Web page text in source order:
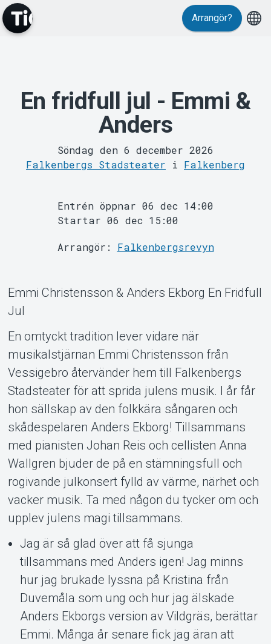
Evenemang
MyTickster
Support
Om Tickster
Arrangör?
En fridfull jul - Emmi &
Anders
Söndag den 6 december 2026
Falkenbergs Stadsteater i Falkenberg
Entrén öppnar 06 dec 14:00
Startar 06 dec 15:00
Arrangör: Falkenbergsrevyn
Emmi Christensson & Anders Ekborg En Fridfull
Jul
En omtyckt tradition lever vidare när
musikalstjärnan Emmi Christensson från
Vessigebro återvänder hem till Falkenbergs
Stadsteater för att sprida julens musik. I år får
hon sällskap av den folkkära sångaren och
skådespelaren Anders Ekborg! Tillsammans
med pianisten Johan Reis och cellisten Anna
Wallgren bjuder de på en stämningsfull och
rogivande julkonsert fylld av värme, närhet och
vacker musik. Ta med någon du tycker om och
upplev julens magi tillsammans.
Jag är så glad över att få sjunga
tillsammans med Anders igen! Jag minns
hur jag brukade lyssna på Kristina från
Duvemåla som ung och hur jag älskade
Anders Ekborgs version av Vildgräs, berättar
Emmi. Många år senare fick jag äran att